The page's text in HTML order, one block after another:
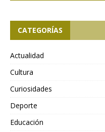
CATEGORÍAS
Actualidad
Cultura
Curiosidades
Deporte
Educación